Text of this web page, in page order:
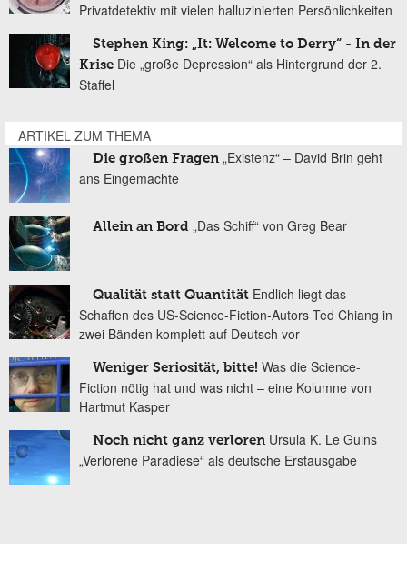
Privatdetektiv mit vielen halluzinierten Persönlichkeiten
Stephen King: „It: Welcome to Derry“ - In der
Krise Die „große Depression“ als Hintergrund der 2.
Staffel
ARTIKEL ZUM THEMA
Die großen Fragen „Existenz“ – David Brin geht
ans Eingemachte
Allein an Bord „Das Schiff“ von Greg Bear
Qualität statt Quantität Endlich liegt das
Schaffen des US-Science-Fiction-Autors Ted Chiang in
zwei Bänden komplett auf Deutsch vor
Weniger Seriosität, bitte! Was die Science-
Fiction nötig hat und was nicht – eine Kolumne von
Hartmut Kasper
Noch nicht ganz verloren Ursula K. Le Guins
„Verlorene Paradiese“ als deutsche Erstausgabe